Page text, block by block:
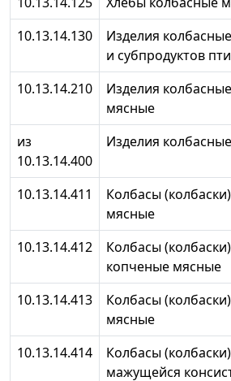
10.13.14.130
Изделия
и субпродуктов
10.13.14.210
Изделия
мясные
из
10.13.14.400
Изделия
10.13.14.411
Колбасы
мясные
10.13.14.412
Колбасы
копченые мясные
10.13.14.413
Колбасы
мясные
10.13.14.414
Колбасы
мажущейся